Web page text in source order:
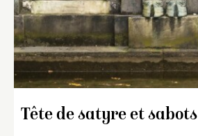
Tête de satyre et sabots